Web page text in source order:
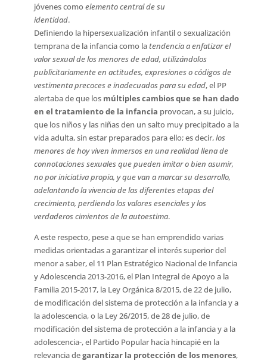
jóvenes comoelemento central de su
identidad.
Definiendo la hipersexualización infantil o sexualización
temprana de la infancia como latendencia a enfatizar el
valor sexual de los menores de edad, utilizándolos
publicitariamente en actitudes, expresiones o códigos de
vestimenta precoces e inadecuados para su edad, el PP
alertaba de que los múltiples cambios que se han dado
en el tratamiento de la infancia provocan, a su juicio,
que los niños y las niñas den un salto muy precipitado a la
vida adulta, sin estar preparados para ello; es decir,los
menores de hoy viven inmersos en una realidad llena de
connotaciones sexuales que pueden imitar o bien asumir,
no por iniciativa propia, y que van a marcar su desarrollo,
adelantando la vivencia de las diferentes etapas del
crecimiento, perdiendo los valores esenciales y los
verdaderos cimientos de la autoestima.
A este respecto, pese a que se han emprendido varias
medidas orientadas a garantizar el interés superior del
menor a saber, el 11 Plan Estratégico Nacional de Infancia
y Adolescencia 2013-2016, el Plan Integral de Apoyo a la
Familia 2015-2017, la Ley Orgánica 8/2015, de 22 de julio,
de modificación del sistema de protección a la infancia y a
la adolescencia, o la Ley 26/2015, de 28 de julio, de
modificación del sistema de protección a la infancia y a la
adolescencia-, el Partido Popular hacía hincapié en la
relevancia degarantizar la protección de los menores,